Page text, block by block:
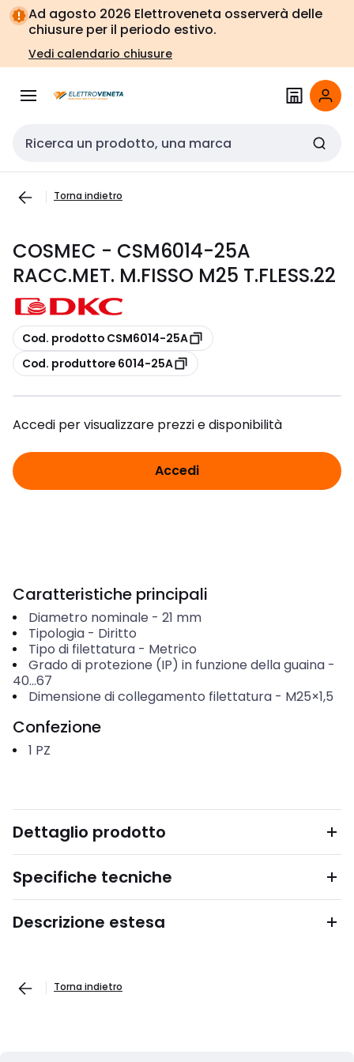
Vai alla
navigazione
Vai
alla
pagina
Ad agosto 2026 Elettroveneta osserverà delle
chiusure per il periodo estivo.
Vedi calendario chiusure
Cerca input
Torna indietro
COSMEC - CSM6014-25A
RACC.MET. M.FISSO M25 T.FLESS.22
copia
Cod. prodotto CSM6014-25A
copia
Cod. produttore 6014-25A
Accedi per visualizzare prezzi e disponibilità
Accedi
Caratteristiche principali
Diametro nominale - 21 mm
Tipologia- Diritto
Tipo di filettatura- Metrico
Grado di protezione (IP) in funzione della guaina-
40...67
Dimensione di collegamento filettatura- M25×1,5
Confezione
1 PZ
Dettaglio prodotto
Specifiche tecniche
Descrizione estesa
Torna indietro